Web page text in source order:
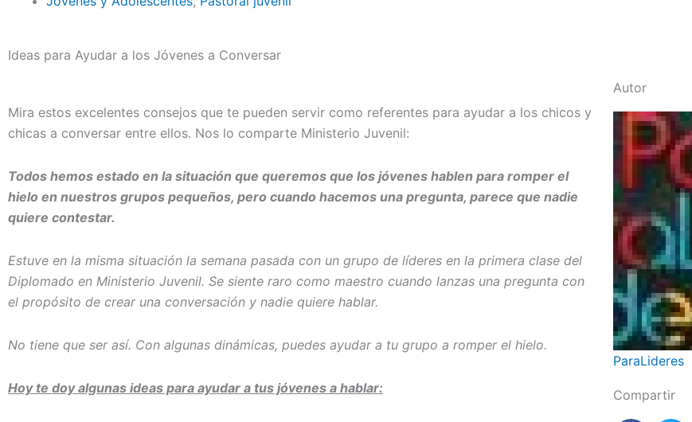
Ideas para Ayudar a los Jóvenes a Conversar
Mira estos excelentes consejos que te pueden servir como referentes para ayudar a los chicos y
chicas a conversar entre ellos. Nos lo comparte Ministerio Juvenil:
Todos hemos estado en la situación que queremos que los jóvenes hablen para romper el
hielo en nuestros grupos pequeños, pero cuando hacemos una pregunta, parece que nadie
quiere contestar.
Estuve en la misma situación la semana pasada con un grupo de líderes en la primera clase del
Diplomado en Ministerio Juvenil. Se siente raro como maestro cuando lanzas una pregunta con
el propósito de crear una conversación y nadie quiere hablar.
No tiene que ser así. Con algunas dinámicas, puedes ayudar a tu grupo a romper el hielo.
Hoy te doy algunas ideas para ayudar a tus jóvenes a hablar:
Autor
ParaLideres
Compartir